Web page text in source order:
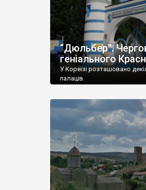
“Дюльбер”.
геніального
У Кореїзі розташовано
палаців.